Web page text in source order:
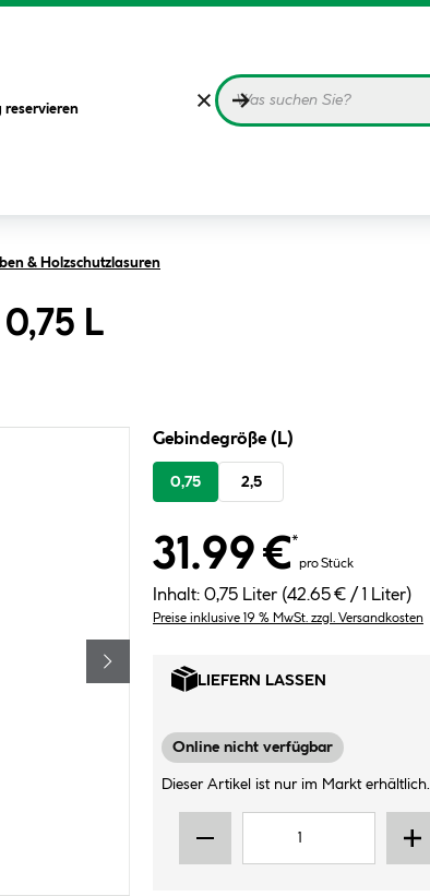
reservieren
& Holzschutzlasuren
L
Gebindegröße (L)
0,75 2,5
31.99 €*
pro Stück
Inhalt: 0,75 Liter (42.65 € / 1 Liter)
Preise inklusive 19 % MwSt. zzgl. Versandkosten
LIEFERN LASSEN
Online nicht verfügbar
Dieser Artikel ist nur im Markt erhältlich.